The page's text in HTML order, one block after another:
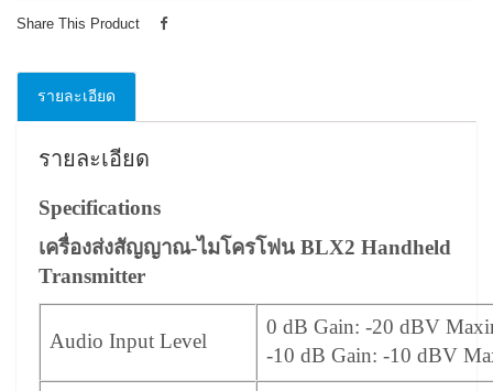
Share This Product
รายละเอียด
รายละเอียด
Specifications
เครื่องส่งสัญญาณ-ไมโครโฟน BLX2 Handheld
Transmitter
Audio Input Level
0 dB Gain: -20 dBV
-10 dB Gain: -10 dBV